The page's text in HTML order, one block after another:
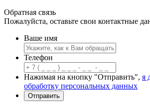
Обратная связь
Пожалуйста, оставьте свои контактные
Ваше имя
Телефон
Нажимая на кнопку "Отправить", я
обработку персональных данных